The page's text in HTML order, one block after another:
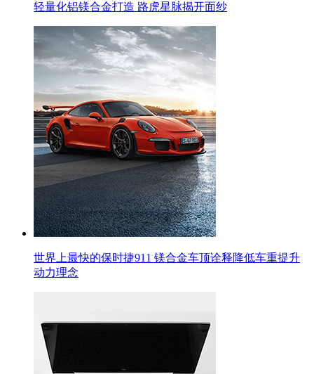
轻量化铝镁合金打造 路虎星脉揭开面纱
世界上最快的保时捷911 镁合金车顶诠释降低车重提升
动力理念